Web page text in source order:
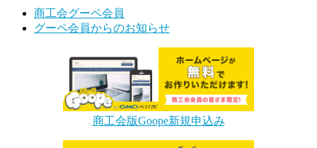
商工会グーペ会員
グーペ会員からのお知らせ
商工会版Goope新規申込み